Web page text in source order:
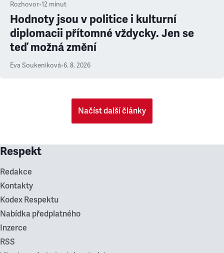
Rozhovor•12 minut
Hodnoty jsou v politice i kulturní
diplomacii přítomné vždycky. Jen se
teď možná změní
Eva Soukeníková•6. 8. 2026
Načíst další články
Respekt
Redakce
Kontakty
Kodex Respektu
Nabídka předplatného
Inzerce
RSS